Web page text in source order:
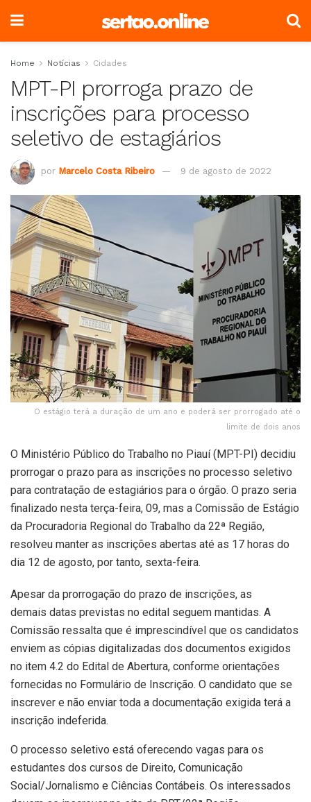
Home Notícias Cidades
MPT-PI prorroga prazo de
inscrições para processo
seletivo de estagiários
por Marcelo Costa Ribeiro 9 de agosto de 2022
O estágio terá a duração de um ano e poderá ser prorrogado até o
limite de dois anos
O Ministério Público do Trabalho no Piauí (MPT-PI) decidiu
prorrogar o prazo para as inscrições no processo seletivo
para contratação de estagiários para o órgão. O prazo seria
finalizado nesta terça-feira, 09, mas a Comissão de Estágio
da Procuradoria Regional do Trabalho da 22ª Região,
resolveu manter as inscrições abertas até as 17 horas do
dia 12 de agosto, por tanto, sexta-feira.
Apesar da prorrogação do prazo de inscrições, as
demais datas previstas no edital seguem mantidas. A
Comissão ressalta que é imprescindível que os candidatos
enviem as cópias digitalizadas dos documentos exigidos
no item 4.2 do Edital de Abertura, conforme orientações
fornecidas no Formulário de Inscrição. O candidato que se
inscrever e não enviar toda a documentação exigida terá a
inscrição indeferida.
O processo seletivo está oferecendo vagas para os
estudantes dos cursos de Direito, Comunicação
Social/Jornalismo e Ciências Contábeis. Os interessados